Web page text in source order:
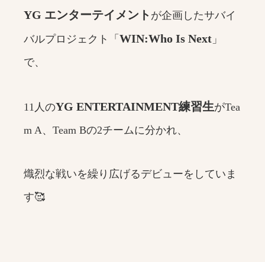
YG エンターテイメント が企画したサバイ
バルプロジェクト「 WIN:Who Is Next 」
で、
11人のYG ENTERTAINMENT練習生がTea
m A、Team Bの2チームに分かれ、
熾烈な戦いを繰り広げるデビューをしていま
す🥰